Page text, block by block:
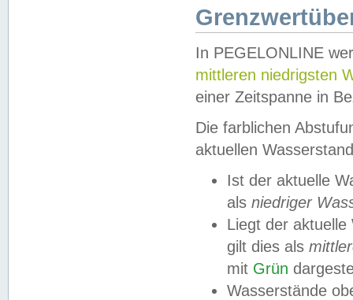
In PEGELONLINE
mittleren niedrigsten
einer Zeitspanne in
Die farblichen
aktuellen
Ist der aktuelle
als niedriger
Liegt der
gilt dies als
mit Grün
Wasserstände